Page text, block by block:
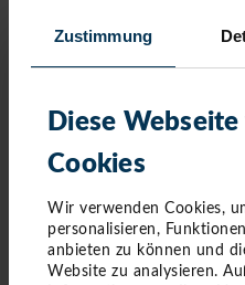
Zustimmung
Diese
Cookies
Wir verwenden Cookies,
personalisieren,
anbieten zu können und
Website zu analysieren.